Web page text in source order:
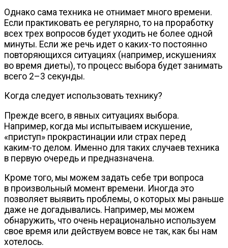
Однако сама техника не отнимает много времени.
Если практиковать ее регулярно, то на проработку
всех трех вопросов будет уходить не более одной
минуты. Если же речь идет о каких-то постоянно
повторяющихся ситуациях (например, искушениях
во время диеты), то процесс выбора будет занимать
всего 2–3 секунды.
Когда следует использовать технику?
Прежде всего, в явных ситуациях выбора.
Например, когда мы испытываем искушение,
«приступ» прокрастинации или страх перед
каким-то делом. Именно для таких случаев техника
в первую очередь и предназначена.
Кроме того, мы можем задать себе три вопроса
в произвольный момент времени. Иногда это
позволяет выявить проблемы, о которых мы раньше
даже не догадывались. Например, мы можем
обнаружить, что очень нерационально используем
свое время или действуем вовсе не так, как бы нам
хотелось.